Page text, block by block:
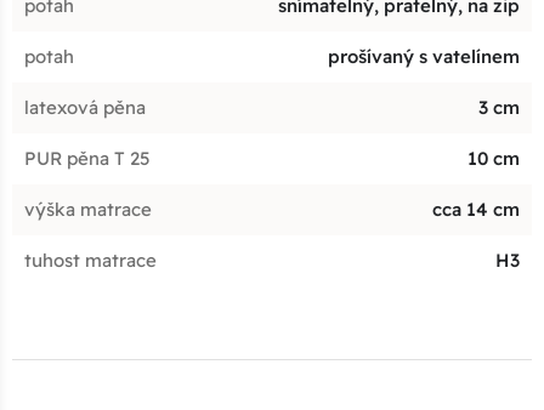
potah snímatelný, pratelný, na zip
potah prošívaný s vatelínem
latexová pěna 3 cm
PUR pěna T 25 10 cm
výška matrace cca 14 cm
tuhost matrace H3